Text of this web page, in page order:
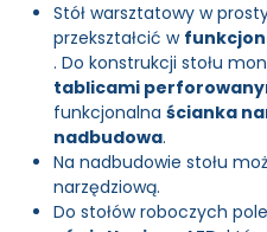
Stół warsztatowy w
przekształcić w
. Do konstrukcji stołu
tablicami
funkcjonalnaścianka
nadbudowa.
Na nadbudowie stołu
narzędziową.
Do stołów roboczych